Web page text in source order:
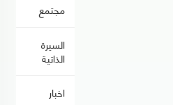
مجتمع
السيرة
الذاتية
اخبار